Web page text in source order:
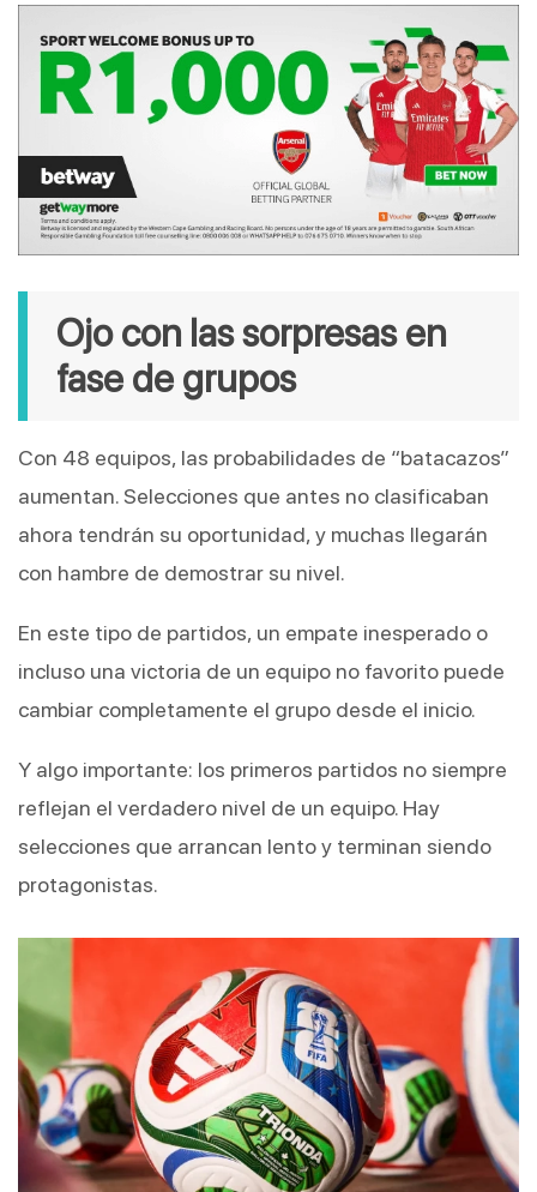
Ojo con las sorpresas en
fase de grupos
Con 48 equipos, las probabilidades de “batacazos”
aumentan. Selecciones que antes no clasificaban
ahora tendrán su oportunidad, y muchas llegarán
con hambre de demostrar su nivel.
En este tipo de partidos, un empate inesperado o
incluso una victoria de un equipo no favorito puede
cambiar completamente el grupo desde el inicio.
Y algo importante: los primeros partidos no siempre
reflejan el verdadero nivel de un equipo. Hay
selecciones que arrancan lento y terminan siendo
protagonistas.